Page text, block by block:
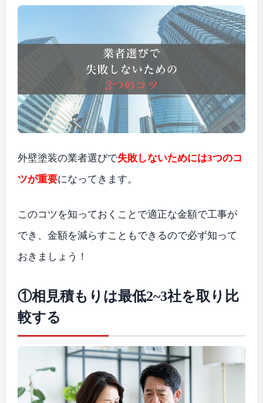
外壁塗装の業者選びで失敗しないためには3つのコ
ツが重要になってきます。
このコツを知っておくことで適正な金額で工事が
でき、金額を減らすこともできるので必ず知って
おきましょう！
①相見積もりは最低2~3社を取り比
較する